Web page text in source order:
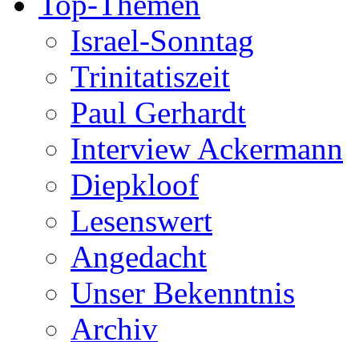
Israel-Sonntag
Trinitatiszeit
Paul Gerhardt
Interview Ackermann
Diepkloof
Lesenswert
Angedacht
Unser Bekenntnis
Archiv